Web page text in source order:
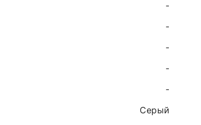
-
-
-
-
-
Серый